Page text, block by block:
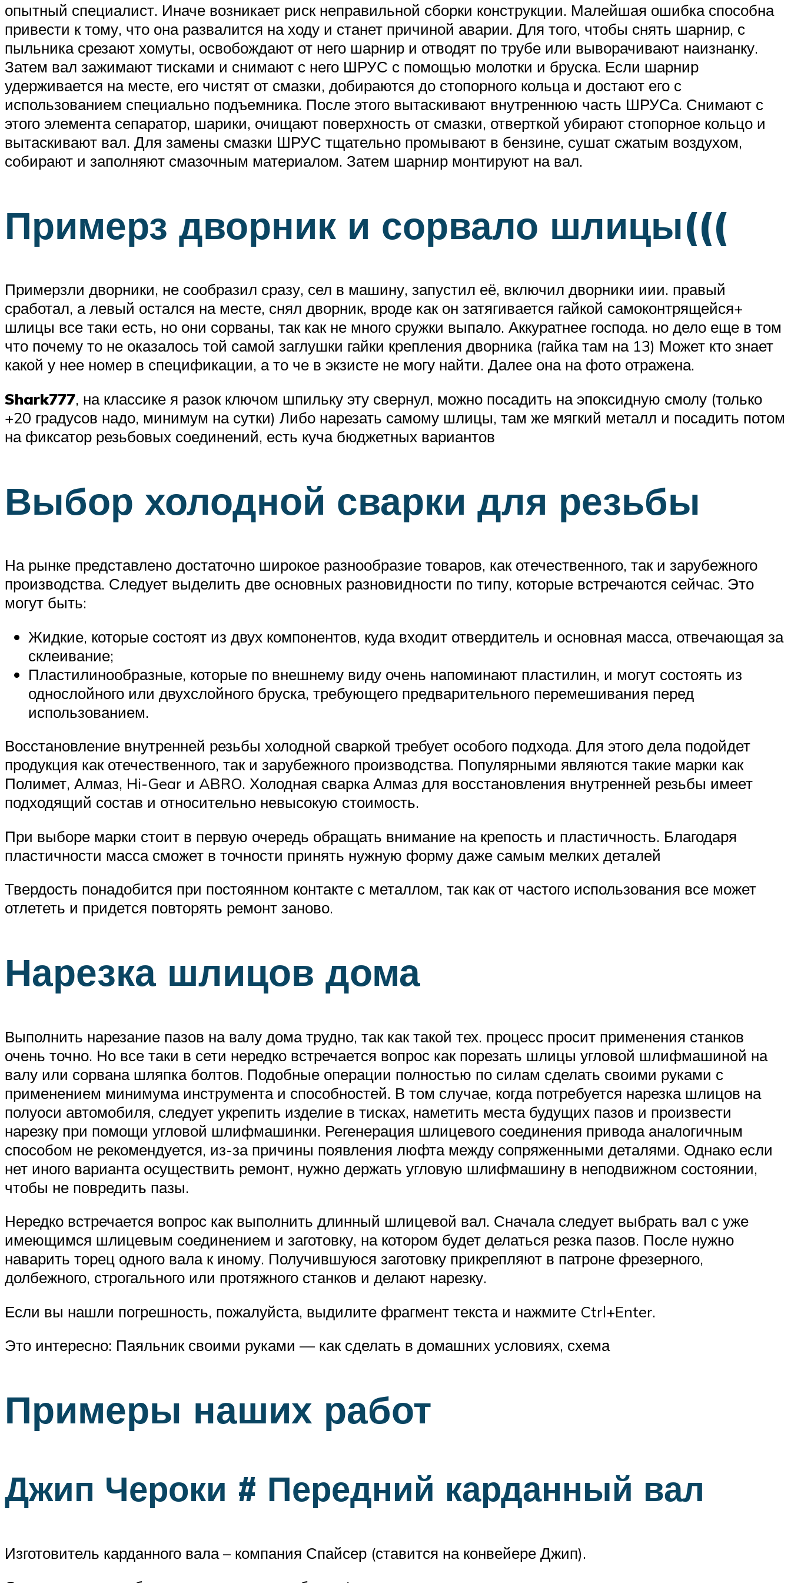
опытный специалист. Иначе возникает риск неправильной сборки конструкции. Малейшая ошибка способна
привести к тому, что она развалится на ходу и станет причиной аварии. Для того, чтобы снять шарнир, с
пыльника срезают хомуты, освобождают от него шарнир и отводят по трубе или выворачивают наизнанку.
Затем вал зажимают тисками и снимают с него ШРУС с помощью молотки и бруска. Если шарнир
удерживается на месте, его чистят от смазки, добираются до стопорного кольца и достают его с
использованием специально подъемника. После этого вытаскивают внутреннюю часть ШРУСа. Снимают с
этого элемента сепаратор, шарики, очищают поверхность от смазки, отверткой убирают стопорное кольцо и
вытаскивают вал. Для замены смазки ШРУС тщательно промывают в бензине, сушат сжатым воздухом,
собирают и заполняют смазочным материалом. Затем шарнир монтируют на вал.
Примерз дворник и сорвало шлицы(((
Примерзли дворники, не сообразил сразу, сел в машину, запустил её, включил дворники иии. правый
сработал, а левый остался на месте, снял дворник, вроде как он затягивается гайкой самоконтрящейся+
шлицы все таки есть, но они сорваны, так как не много сружки выпало. Аккуратнее господа. но дело еще в том
что почему то не оказалось той самой заглушки гайки крепления дворника (гайка там на 13) Может кто знает
какой у нее номер в спецификации, а то че в экзисте не могу найти. Далее она на фото отражена.
Shark777, на классике я разок ключом шпильку эту свернул, можно посадить на эпоксидную смолу (только
+20 градусов надо, минимум на сутки) Либо нарезать самому шлицы, там же мягкий металл и посадить потом
на фиксатор резьбовых соединений, есть куча бюджетных вариантов
Выбор холодной сварки для резьбы
На рынке представлено достаточно широкое разнообразие товаров, как отечественного, так и зарубежного
производства. Следует выделить две основных разновидности по типу, которые встречаются сейчас. Это
могут быть:
Жидкие, которые состоят из двух компонентов, куда входит отвердитель и основная масса, отвечающая за
склеивание;
Пластилинообразные, которые по внешнему виду очень напоминают пластилин, и могут состоять из
однослойного или двухслойного бруска, требующего предварительного перемешивания перед
использованием.
Восстановление внутренней резьбы холодной сваркой требует особого подхода. Для этого дела подойдет
продукция как отечественного, так и зарубежного производства. Популярными являются такие марки как
Полимет, Алмаз, Hi-Gear и ABRO. Холодная сварка Алмаз для восстановления внутренней резьбы имеет
подходящий состав и относительно невысокую стоимость.
При выборе марки стоит в первую очередь обращать внимание на крепость и пластичность. Благодаря
пластичности масса сможет в точности принять нужную форму даже самым мелких деталей
Твердость понадобится при постоянном контакте с металлом, так как от частого использования все может
отлететь и придется повторять ремонт заново.
Нарезка шлицов дома
Выполнить нарезание пазов на валу дома трудно, так как такой тех. процесс просит применения станков
очень точно. Но все таки в сети нередко встречается вопрос как порезать шлицы угловой шлифмашиной на
валу или сорвана шляпка болтов. Подобные операции полностью по силам сделать своими руками с
применением минимума инструмента и способностей. В том случае, когда потребуется нарезка шлицов на
полуоси автомобиля, следует укрепить изделие в тисках, наметить места будущих пазов и произвести
нарезку при помощи угловой шлифмашинки. Регенерация шлицевого соединения привода аналогичным
способом не рекомендуется, из-за причины появления люфта между сопряженными деталями. Однако если
нет иного варианта осуществить ремонт, нужно держать угловую шлифмашину в неподвижном состоянии,
чтобы не повредить пазы.
Нередко встречается вопрос как выполнить длинный шлицевой вал. Сначала следует выбрать вал с уже
имеющимся шлицевым соединением и заготовку, на котором будет делаться резка пазов. После нужно
наварить торец одного вала к иному. Получившуюся заготовку прикрепляют в патроне фрезерного,
долбежного, строгального или протяжного станков и делают нарезку.
Если вы нашли погрешность, пожалуйста, выдилите фрагмент текста и нажмите Ctrl+Enter.
Это интересно: Паяльник своими руками — как сделать в домашних условиях, схема
Примеры наших работ
Джип Чероки # Передний карданный вал
Изготовитель карданного вала – компания Спайсер (ставится на конвейере Джип).